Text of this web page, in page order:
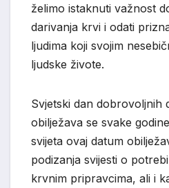
želimo istaknuti važnost
darivanja krvi i odati
ljudima koji svojim
ljudske živote.
Svjetski dan dobrovoljnih
obilježava se svake
svijeta ovaj datum
podizanja svijesti o
krvnim pripravcima, ali i